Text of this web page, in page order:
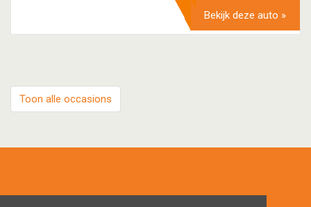
Bekijk deze auto »
Toon alle occasions